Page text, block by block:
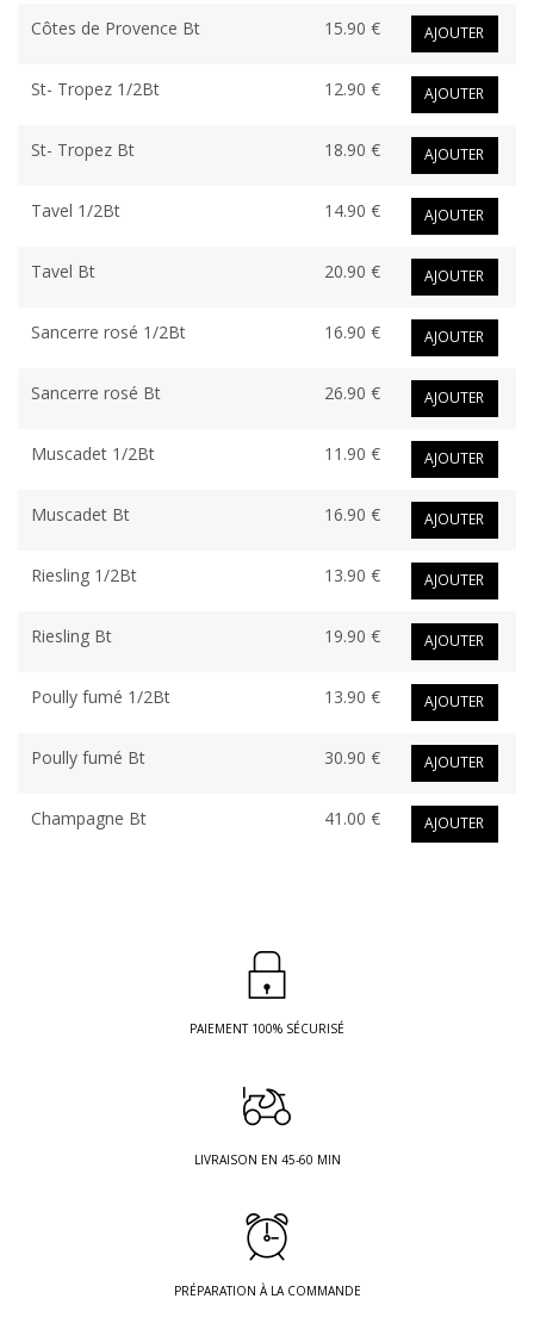
Côtes de Provence Bt 15.90 € AJOUTER
St- Tropez 1/2Bt 12.90 € AJOUTER
St- Tropez Bt 18.90 € AJOUTER
Tavel 1/2Bt 14.90 € AJOUTER
Tavel Bt 20.90 € AJOUTER
Sancerre rosé 1/2Bt 16.90 € AJOUTER
Sancerre rosé Bt 26.90 € AJOUTER
Muscadet 1/2Bt 11.90 € AJOUTER
Muscadet Bt 16.90 € AJOUTER
Riesling 1/2Bt 13.90 € AJOUTER
Riesling Bt 19.90 € AJOUTER
Poully fumé 1/2Bt 13.90 € AJOUTER
Poully fumé Bt 30.90 € AJOUTER
Champagne Bt 41.00 € AJOUTER
PAIEMENT 100% SÉCURISÉ
LIVRAISON EN 45-60 MIN
PRÉPARATION À LA COMMANDE